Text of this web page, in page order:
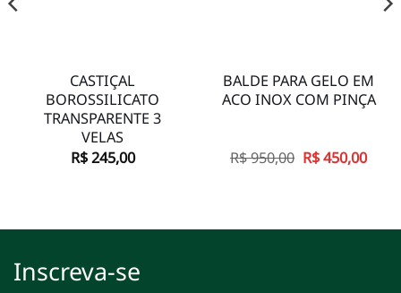
CASTIÇAL
BOROSSILICATO
TRANSPARENTE 3
VELAS
R$245,00
BALDE PARA GELO EM
ACO INOX COM PINÇA
R$950,00 O
R$450,00O
Inscreva-se